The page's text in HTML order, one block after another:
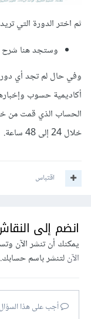
ثم اختر الدورة التي
وستجد هنا
وفي حال لم تجد أي
أكاديمية حسوب
الحساب الذي قمت من
خلال 24 إلى 48 ساعة.
اقتباس
انضم إلى
يمكنك أن تنشر الآن
الآنلتنشر باسم حسابك.
أجب على هذا